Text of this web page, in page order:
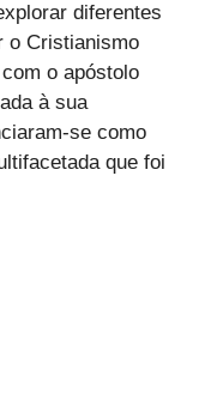
diferentes
o Cristianismo
o apóstolo
à sua
se como
que foi